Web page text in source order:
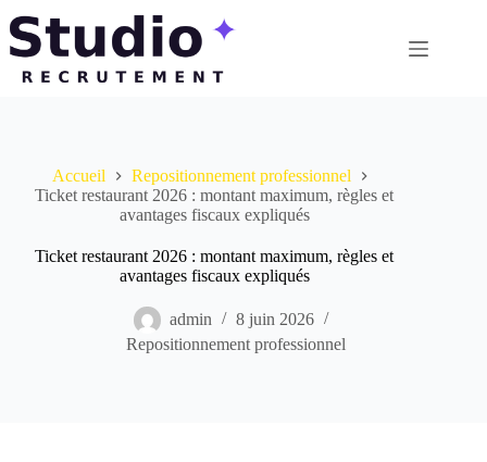
au
contenu
Accueil
Repositionnement professionnel
Ticket restaurant 2026 : montant maximum, règles et
avantages fiscaux expliqués
Ticket restaurant 2026 : montant maximum, règles et
avantages fiscaux expliqués
admin
8 juin 2026
Repositionnement professionnel